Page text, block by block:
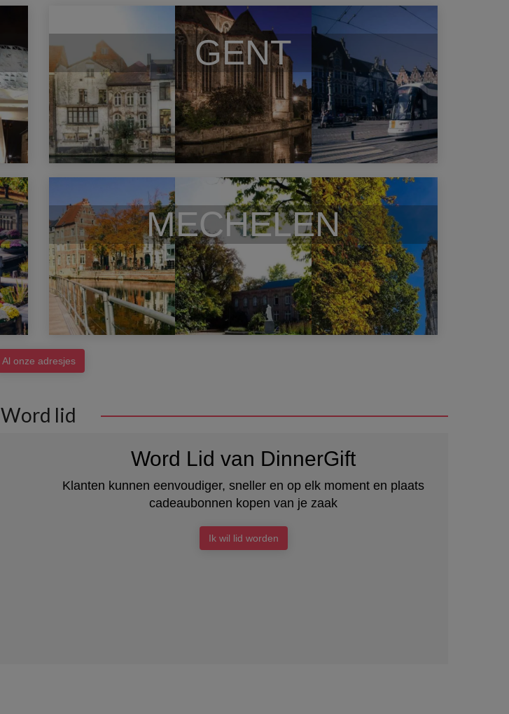
GENT
MECHELEN
Al onze adresjes
Word lid
Word Lid van DinnerGift
Klanten kunnen eenvoudiger, sneller en op elk moment en plaats
cadeaubonnen kopen van je zaak
Ik wil lid worden